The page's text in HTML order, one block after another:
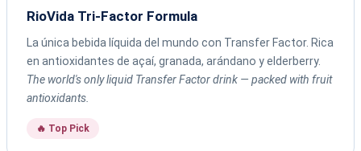
RioVida Tri-Factor Formula
La única bebida líquida del mundo con Transfer Factor. Rica
en antioxidantes de açaí, granada, arándano y elderberry.
The world's only liquid Transfer Factor drink — packed with fruit
antioxidants.
🔥 Top Pick